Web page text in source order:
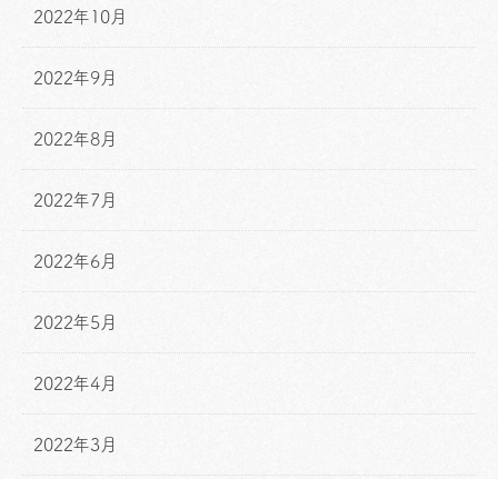
2022年10月
2022年9月
2022年8月
2022年7月
2022年6月
2022年5月
2022年4月
2022年3月